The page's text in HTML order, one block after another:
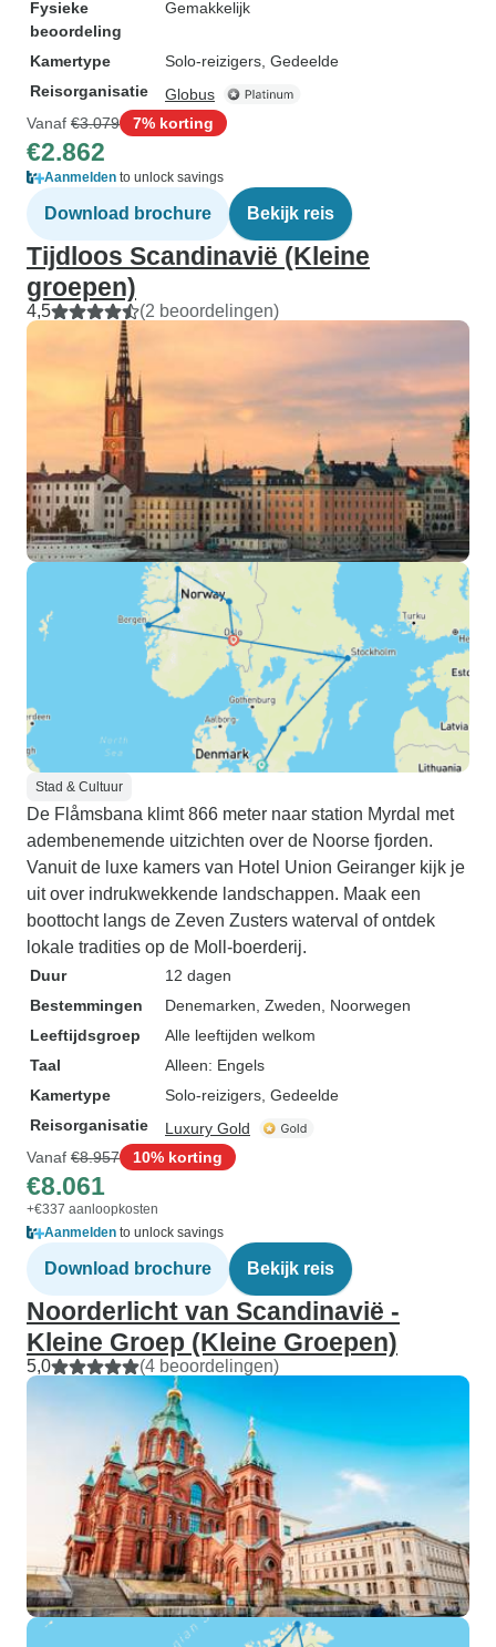
Fysieke
beoordeling
Gemakkelijk
Kamertype
Solo-reizigers, Gedeelde
Reisorganisatie
Globus
Vanaf €3.079 7% korting
€2.862
Aanmelden to unlock savings
Download brochure Bekijk reis
Tijdloos Scandinavië (Kleine
groepen)
4,5 (2 beoordelingen)
Stad & Cultuur
De Flåmsbana klimt 866 meter naar station Myrdal met
adembenemende uitzichten over de Noorse fjorden.
Vanuit de luxe kamers van Hotel Union Geiranger kijk je
uit over indrukwekkende landschappen. Maak een
boottocht langs de Zeven Zusters waterval of ontdek
lokale tradities op de Moll-boerderij.
Duur
12 dagen
Bestemmingen
Denemarken , Zweden , Noorwegen
Leeftijdsgroep
Alle leeftijden welkom
Taal
Alleen: Engels
Kamertype
Solo-reizigers, Gedeelde
Reisorganisatie
Luxury Gold
Vanaf €8.957 10% korting
€8.061
+€337 aanloopkosten
Aanmelden to unlock savings
Download brochure Bekijk reis
Noorderlicht van Scandinavië -
Kleine Groep (Kleine Groepen)
5,0 (4 beoordelingen)